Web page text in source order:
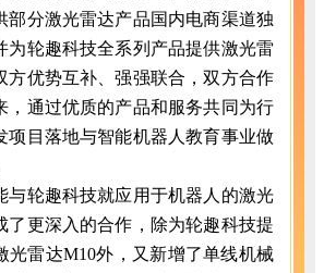
部分激光雷达产品国内电商渠道独
为轮趣科技全系列产品提供激光雷
方优势互补、强强联合，双方合作
，通过优质的产品和服务共同为行
项目落地与智能机器人教育事业做
与轮趣科技就应用于机器人的激光
了更深入的合作，除为轮趣科技提
光雷达M10外，又新增了单线机械